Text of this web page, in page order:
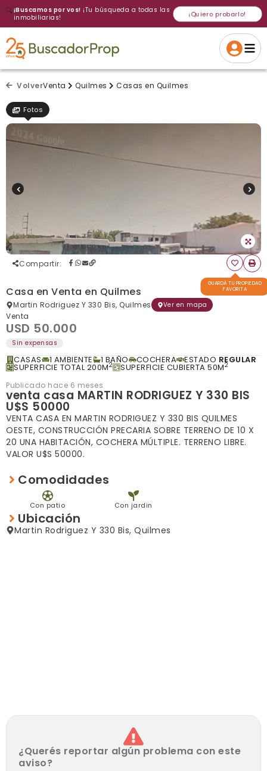
🔍¡Buscamos por vos! ¡Tu búsqueda a todas las
inmobiliarias!
¡Quiero probarlo!
Cancelar Si, eliminar
Gracias
Volver a intentar
VolverVenta Quilmes Casas en Quilmes
Fotos
Compartir:
GUARDÁ TU PROPIEDAD
FAVORITA
Casa en Venta en Quilmes
Martin Rodriguez Y 330 Bis, Quilmes Ver en mapa
Venta
USD 50.000
Sin expensas
CASAS 1 AMBIENTE 1 BAÑO COCHERA ESTADO REGULAR
SUPERFICIE TOTAL 200M2 SUPERFICIE CUBIERTA 50M2
Publicado hace 6 meses
venta casa MARTIN RODRIGUEZ Y 330 BIS
U$S 50000
VENTA CASA EN MARTIN RODRIGUEZ Y 330 BIS QUILMES
OESTE, CONSTRUCCIÓN PRECARIA SOBRE TERRENO DE 10 X
20 UNA HABITACIÓN, COCHERA MÚLTIPLE. TERRENO LIBRE.
VALOR U$S 50000.
Comodidades
Con patio Con jardin
Ubicación
Martin Rodriguez Y 330 Bis, Quilmes
¿Querés reportar algún problema con este
aviso?